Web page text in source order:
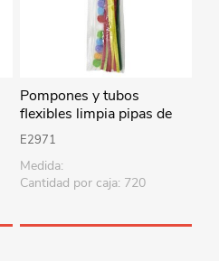
Pompones y tubos
flexibles limpia pipas de
chenille de colores, en
bolsa
E2971
Medida:
Cantidad por caja: 720